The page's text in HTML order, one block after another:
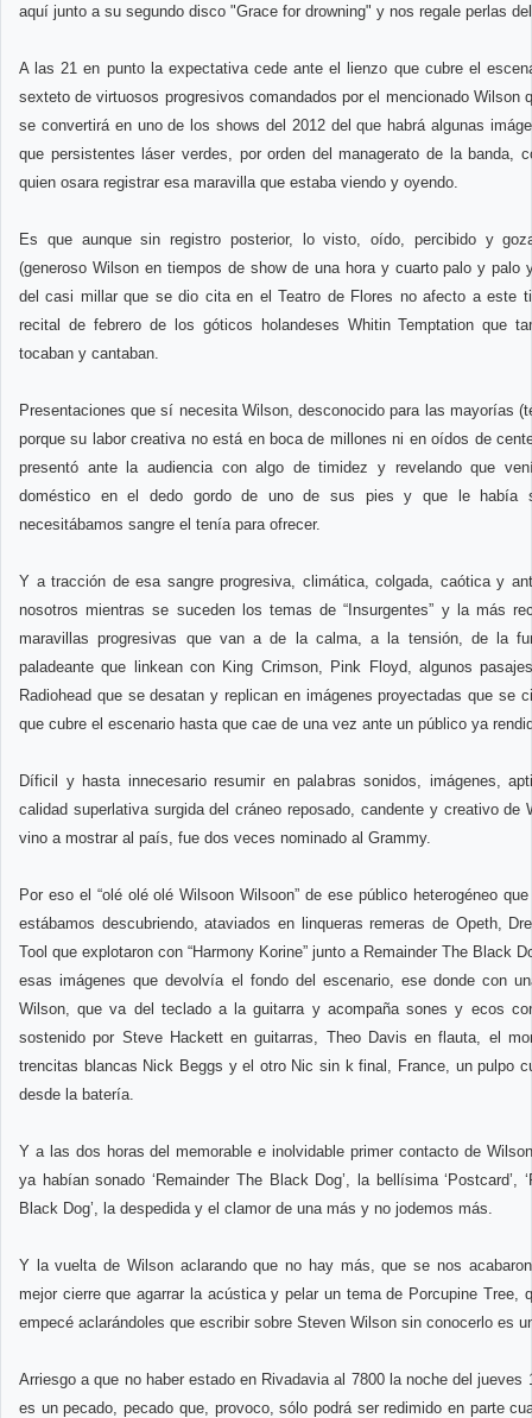
aquí junto a su segundo disco "Grace for drowning" y nos regale perlas
A las 21 en punto la expectativa cede ante el lienzo que cubre el
sexteto de virtuosos progresivos comandados por el mencionado Wilson
se convertirá en uno de los shows del 2012 del que habrá algunas
que persistentes láser verdes, por orden del managerato de la banda,
quien osara registrar esa maravilla que estaba viendo y oyendo.
Es que aunque sin registro posterior, lo visto, oído, percibido y
(generoso Wilson en tiempos de show de una hora y cuarto palo y palo
del casi millar que se dio cita en el Teatro de Flores no afecto a este
recital de febrero de los góticos holandeses Whitin Temptation que
tocaban y cantaban.
Presentaciones que sí necesita Wilson, desconocido para las mayorías
porque su labor creativa no está en boca de millones ni en oídos de
presentó ante la audiencia con algo de timidez y revelando que
doméstico en el dedo gordo de uno de sus pies y que le había
necesitábamos sangre el tenía para ofrecer.
Y a tracción de esa sangre progresiva, climática, colgada, caótica y
nosotros mientras se suceden los temas de “Insurgentes” y la más
maravillas progresivas que van a de la calma, a la tensión, de la
paladeante que linkean con King Crimson, Pink Floyd, algunos
Radiohead que se desatan y replican en imágenes proyectadas que se
que cubre el escenario hasta que cae de una vez ante un público ya
Díficil y hasta innecesario resumir en palabras sonidos, imágenes,
calidad superlativa surgida del cráneo reposado, candente y creativo de
vino a mostrar al país, fue dos veces nominado al Grammy.
Por eso el “olé olé olé Wilsoon Wilsoon” de ese público heterogéneo
estábamos descubriendo, ataviados en linqueras remeras de Opeth,
Tool que explotaron con “Harmony Korine” junto a Remainder The Black
esas imágenes que devolvía el fondo del escenario, ese donde con
Wilson, que va del teclado a la guitarra y acompaña sones y ecos
sostenido por Steve Hackett en guitarras, Theo Davis en flauta, el
trencitas blancas Nick Beggs y el otro Nic sin k final, France, un pulpo
desde la batería.
Y a las dos horas del memorable e inolvidable primer contacto de
ya habían sonado ‘Remainder The Black Dog’, la bellísima ‘Postcard’,
Black Dog’, la despedida y el clamor de una más y no jodemos más.
Y la vuelta de Wilson aclarando que no hay más, que se nos
mejor cierre que agarrar la acústica y pelar un tema de Porcupine Tree,
empecé aclarándoles que escribir sobre Steven Wilson sin conocerlo es
Arriesgo a que no haber estado en Rivadavia al 7800 la noche del
es un pecado, pecado que, provoco, sólo podrá ser redimido en parte